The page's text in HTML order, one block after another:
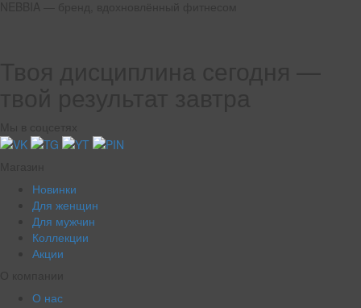
Новинки
Для женщин
Для мужчин
Коллекции
Акции
О нас